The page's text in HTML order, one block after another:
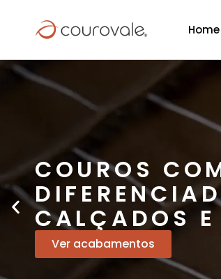
Home
COUROS
CALÇADOS E
Ver acabamentos